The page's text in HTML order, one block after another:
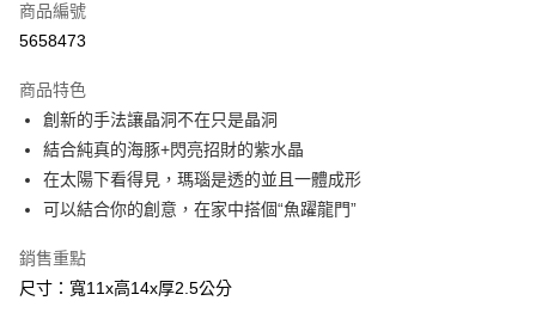
超商取貨付款
Apple Pay
街口支付
悠遊付
ATM付款
商品編號
5658473
商品特色
創新的手法讓晶洞不在只是晶洞
結合純真的海豚+閃亮招財的紫水晶
在太陽下看得見，瑪瑙是透的並且一體成形
可以結合你的創意，在家中搭個“魚躍龍門”
銷售重點
尺寸：寬11x高14x厚2.5公分